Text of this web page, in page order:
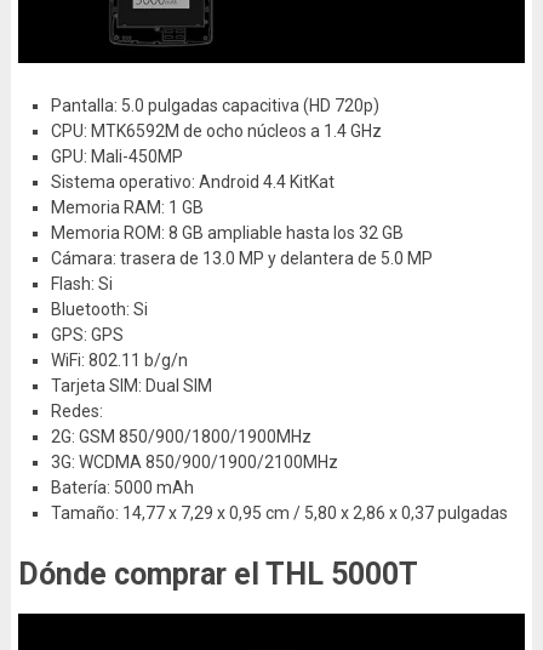
Pantalla: 5.0 pulgadas capacitiva (HD 720p)
CPU: MTK6592M de ocho núcleos a 1.4 GHz
GPU: Mali-450MP
Sistema operativo: Android 4.4 KitKat
Memoria RAM: 1 GB
Memoria ROM: 8 GB ampliable hasta los 32 GB
Cámara: trasera de 13.0 MP y delantera de 5.0 MP
Flash: Si
Bluetooth: Si
GPS: GPS
WiFi: 802.11 b/g/n
Tarjeta SIM: Dual SIM
Redes:
2G: GSM 850/900/1800/1900MHz
3G: WCDMA 850/900/1900/2100MHz
Batería: 5000 mAh
Tamaño: 14,77 x 7,29 x 0,95 cm / 5,80 x 2,86 x 0,37 pulgadas
Dónde comprar el THL 5000T